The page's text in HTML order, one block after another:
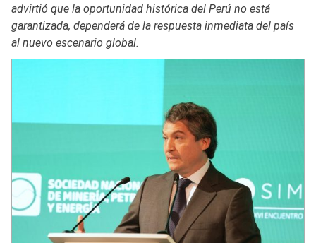
advirtió que la oportunidad histórica del Perú no está
garantizada, dependerá de la respuesta inmediata del país
al nuevo escenario global.